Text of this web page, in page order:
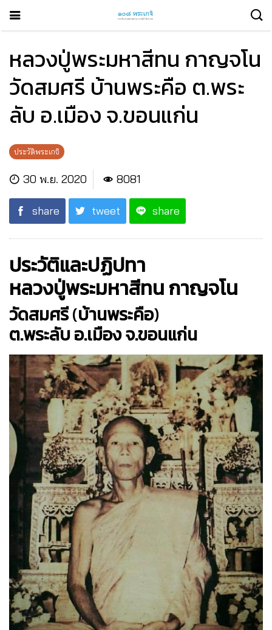
หลวงปู่พระมหาสีทน กาญจโน
วัดสมศรี บ้านพระคือ ต.พระ
ลับ อ.เมือง จ.ขอนแก่น
ประวัติพระเกจิ
30 พ.ย. 2020 8081
share tweet share
ประวัติและปฏิปทา
หลวงปู่พระมหาสีทน กาญจโน
วัดสมศรี(บ้านพระคือ)
ต.พระลับ อ.เมือง จ.ขอนแก่น